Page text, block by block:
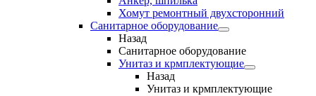
Хомут ремонтный двухсторонний
Санитарное оборудование
Назад
Санитарное оборудование
Унитаз и крмплектующие
Назад
Унитаз и крмплектующие